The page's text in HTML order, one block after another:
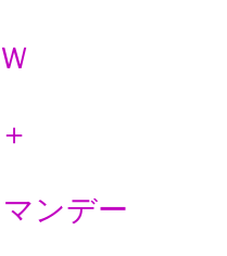
ＳＷ
Ｓ＋
クマン